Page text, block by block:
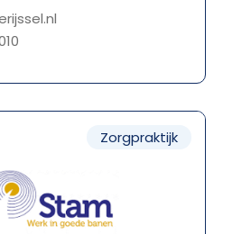
Zorgpraktijk